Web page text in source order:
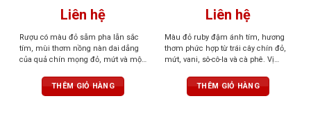
Liên hệ
Rượu có màu đỏ sẫm pha lẫn sắc
tím, mùi thơm nồng nàn dai dẳng
của quả chín mọng đỏ, mứt và một
rượu tròn đầy, tannin mạnh mẽ,
cân bằng tuyệt vời
THÊM GIỎ HÀNG
Liên hệ
Màu đỏ ruby đậm ánh tím, hương
thơm phức hợp từ trái cây chín đỏ,
mứt, vani, sô-cô-la và cà phê. Vị
hài hòa và sâu lắng.
THÊM GIỎ HÀNG